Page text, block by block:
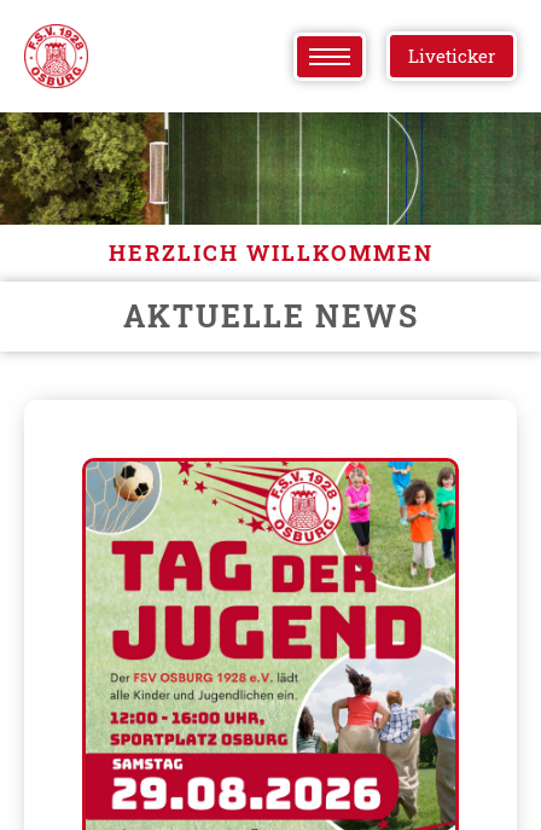
Liveticker
HERZLICH WILLKOMMEN
AKTUELLE NEWS